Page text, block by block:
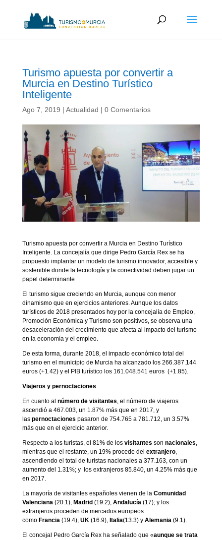
Turismo apuesta por convertir a
Murcia en Destino Turístico
Inteligente
Ago 7, 2019 | Actualidad | 0 Comentarios
Turismo apuesta por convertir a Murcia en Destino Turístico
Inteligente. La concejalía que dirige Pedro García Rex se ha
propuesto implantar un modelo de turismo innovador, accesible y
sostenible donde la tecnología y la conectividad deben jugar un
papel determinante
El turismo sigue creciendo en Murcia, aunque con menor
dinamismo que en ejercicios anteriores. Aunque los datos
turísticos de 2018 presentados hoy por la concejalía de Empleo,
Promoción Económica y Turismo son positivos, se observa una
desaceleración del crecimiento que afecta al impacto del turismo
en la economía y el empleo.
De esta forma, durante 2018, el impacto económico total del
turismo en el municipio de Murcia ha alcanzado los 266.387.144
euros (+1.42) y el PIB turístico los 161.048.541 euros (+1.85).
Viajeros y pernoctaciones
En cuanto al número de visitantes, el número de viajeros
ascendió a 467.003, un 1.87% más que en 2017, y
las pernoctaciones pasaron de 754.765 a 781.712, un 3.57%
más que en el ejercicio anterior.
Respecto a los turistas, el 81% de los visitantes son nacionales,
mientras que el restante, un 19% procede del extranjero,
ascendiendo el total de turistas nacionales a 377.163, con un
aumento del 1.31%; y los extranjeros 85.840, un 4.25% más que
en 2017.
La mayoría de visitantes españoles vienen de la Comunidad
Valenciana(20.1), Madrid (19.2), Andalucía (17); y los
extranjeros proceden de mercados europeos
como Francia (19.4), UK(16.9), Italia(13.3) y Alemania(9.1).
El concejal Pedro García Rex ha señalado que «aunque se trata